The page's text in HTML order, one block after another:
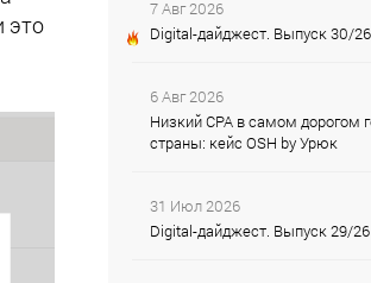
это
7 Авг 2026
Digital-дайджест. Выпуск 30/26
6 Авг 2026
Низкий CPA в самом дорогом
страны: кейс OSH by Урюк
31 Июл 2026
Digital-дайджест. Выпуск 29/26